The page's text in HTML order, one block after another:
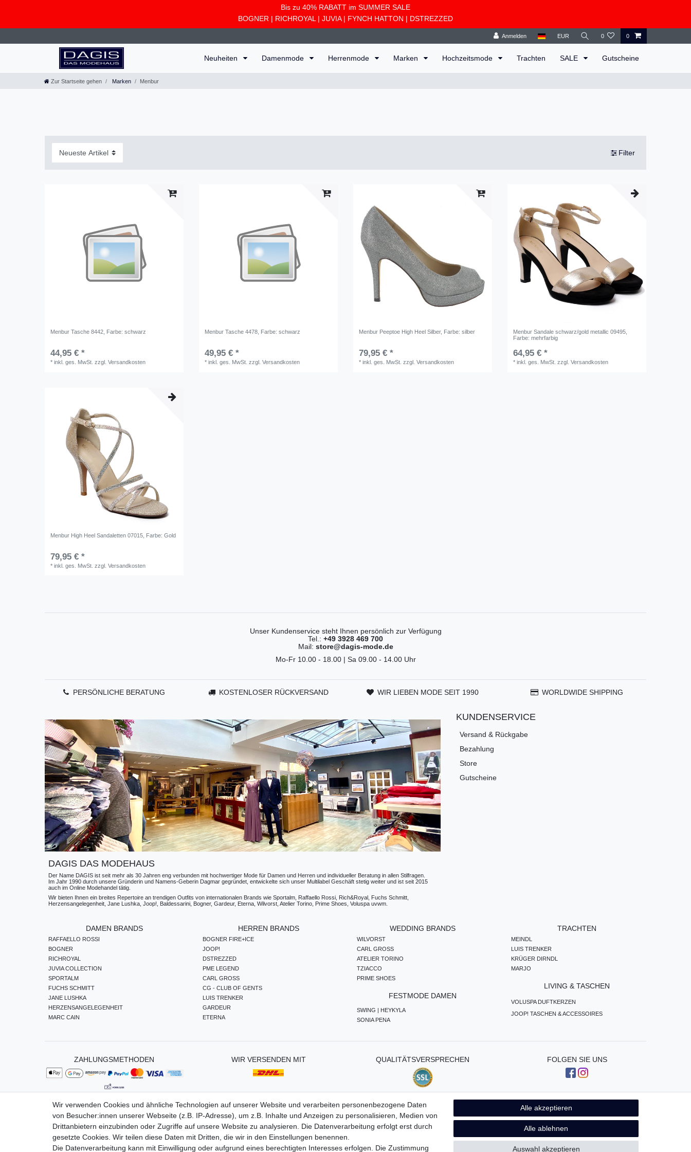
Bis zu 40% RABATT im SUMMER SALE
BOGNER | RICHROYAL | JUVIA| FYNCH HATTON | DSTREZZED
Anmelden EUR 0 0
Neuheiten Damenmode Herrenmode Marken Hochzeitsmode Trachten SALE Gutscheine
Zur Startseite gehen Marken Menbur
Filter
Menbur Tasche 8442, Farbe: schwarz
44,95 € *
*inkl. ges. MwSt. zzgl.Versandkosten
Menbur Tasche 4478, Farbe: schwarz
49,95 € *
*inkl. ges. MwSt. zzgl.Versandkosten
Menbur Peeptoe High Heel Silber, Farbe: silber
79,95 € *
*inkl. ges. MwSt. zzgl.Versandkosten
Menbur Sandale schwarz/gold metallic 09495,
Farbe: mehrfarbig
64,95 € *
*inkl. ges. MwSt. zzgl.Versandkosten
Menbur High Heel Sandaletten 07015 , Farbe: Gold
79,95 € *
*inkl. ges. MwSt. zzgl.Versandkosten
Unser Kundenservice steht Ihnen persönlich zur Verfügung
Tel.: +49 3928 469 700
Mail: store@dagis-mode.de
Mo-Fr 10.00 - 18.00 | Sa 09.00 - 14.00 Uhr
PERSÖNLICHE BERATUNG KOSTENLOSER RÜCKVERSAND WIR LIEBEN MODE SEIT 1990 WORLDWIDE SHIPPING
DAGIS DAS MODEHAUS
Der Name DAGIS ist seit mehr als 30 Jahren eng verbunden mit hochwertiger Mode für Damen und Herren und individueller Beratung in allen Stilfragen.
Im Jahr 1990 durch unsere Gründerin und Namens-Geberin Dagmar gegründet, entwickelte sich unser Multilabel Geschäft stetig weiter und ist seit 2015
auch im Online Modehandel tätig.
Wir bieten Ihnen ein breites Repertoire an trendigen Outfits von internationalen Brands wie Sportalm, Raffaello Rossi, Rich&Royal, Fuchs Schmitt,
Herzensangelegenheit, Jane Lushka, Joop!, Baldessarini, Bogner, Gardeur, Eterna, Wilvorst, Atelier Torino, Prime Shoes, Voluspa uvwm.
KUNDENSERVICE
Versand & Rückgabe
Bezahlung
Store
Gutscheine
DAMEN BRANDS
RAFFAELLO ROSSI
BOGNER
RICHROYAL
JUVIA COLLECTION
SPORTALM
FUCHS SCHMITT
JANE LUSHKA
HERZENSANGELEGENHEIT
MARC CAIN
HERREN BRANDS
BOGNER FIRE+ICE
JOOP!
DSTREZZED
PME LEGEND
CARL GROSS
CG - CLUB OF GENTS
LUIS TRENKER
GARDEUR
ETERNA
WEDDING BRANDS
WILVORST
CARL GROSS
ATELIER TORINO
TZIACCO
PRIME SHOES
FESTMODE DAMEN
SWING | HEYKYLA
SONIA PENA
TRACHTEN
MEINDL
LUIS TRENKER
KRÜGER DIRNDL
MARJO
LIVING & TASCHEN
VOLUSPA DUFTKERZEN
JOOP! TASCHEN & ACCESSOIRES
ZAHLUNGSMETHODEN WIR VERSENDEN MIT QUALITÄTSVERSPRECHEN FOLGEN SIE UNS
Impressum Daten­schutz­erklärung AGB Widerrufs­recht Vertrag widerrufen
Wir verwenden Cookies und ähnliche Technologien auf unserer Website und verarbeiten personenbezogene Daten
von Besucher:innen unserer Webseite (z.B. IP-Adresse), um z.B. Inhalte und Anzeigen zu personalisieren, Medien von
Drittanbietern einzubinden oder Zugriffe auf unsere Website zu analysieren. Die Datenverarbeitung erfolgt erst durch
gesetzte Cookies. Wir teilen diese Daten mit Dritten, die wir in den Einstellungen benennen.
Die Datenverarbeitung kann mit Einwilligung oder aufgrund eines berechtigten Interesses erfolgen. Die Zustimmung
Alle akzeptieren
Alle ablehnen
Auswahl akzeptieren